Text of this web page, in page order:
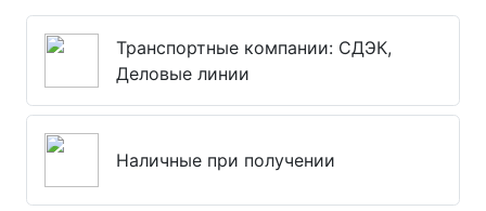
Транспортные компании: СДЭК,
Деловые линии
Наличные при получении